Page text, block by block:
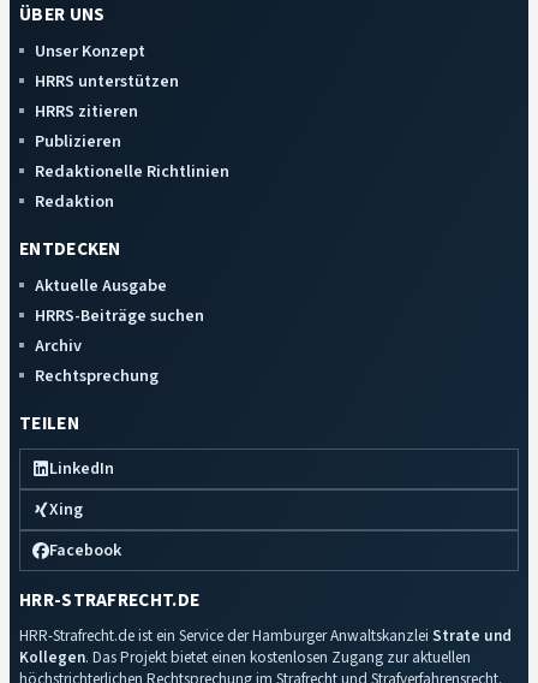
ÜBER UNS
Unser Konzept
HRRS unterstützen
HRRS zitieren
Publizieren
Redaktionelle Richtlinien
Redaktion
ENTDECKEN
Aktuelle Ausgabe
HRRS-Beiträge suchen
Archiv
Rechtsprechung
TEILEN
LinkedIn
Xing
Facebook
HRR-STRAFRECHT.DE
HRR-Strafrecht.de ist ein Service der Hamburger Anwaltskanzlei Strate und
Kollegen. Das Projekt bietet einen kostenlosen Zugang zur aktuellen